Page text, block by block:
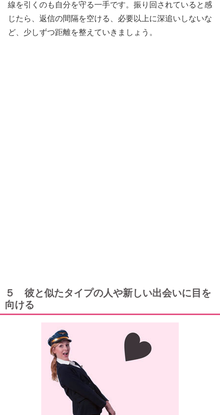
線を引くのも自分を守る一手です。振り回されていると感
じたら、返信の間隔を空ける、必要以上に深追いしないな
ど、少しずつ距離を整えていきましょう。
５ 彼と似たタイプの人や新しい出会いに目を
向ける